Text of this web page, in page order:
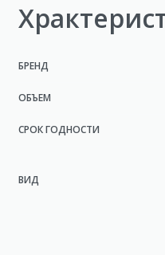
БРЕНД
ОБЪЕМ
СРОК ГОДНОСТИ
ВИД